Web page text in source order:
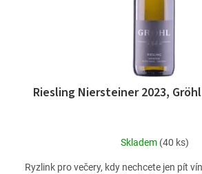
Riesling Niersteiner 2023,
Skladem (40 ks)
Ryzlink pro večery, kdy nechcete jen pít